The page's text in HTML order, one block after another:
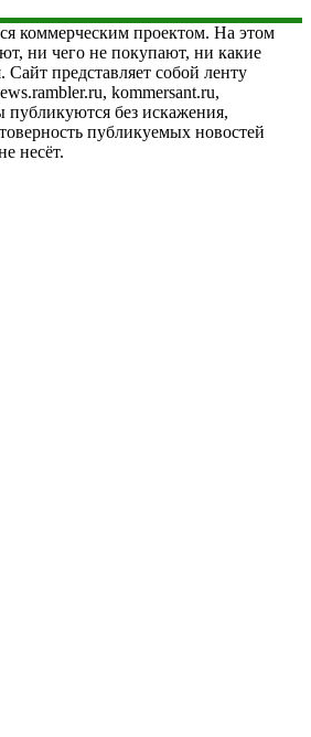
коммерческим проектом. На этом
ни чего не покупают, ни какие
Сайт представляет собой ленту
kommersant.ru,
без искажения,
публикуемых новостей
несёт.